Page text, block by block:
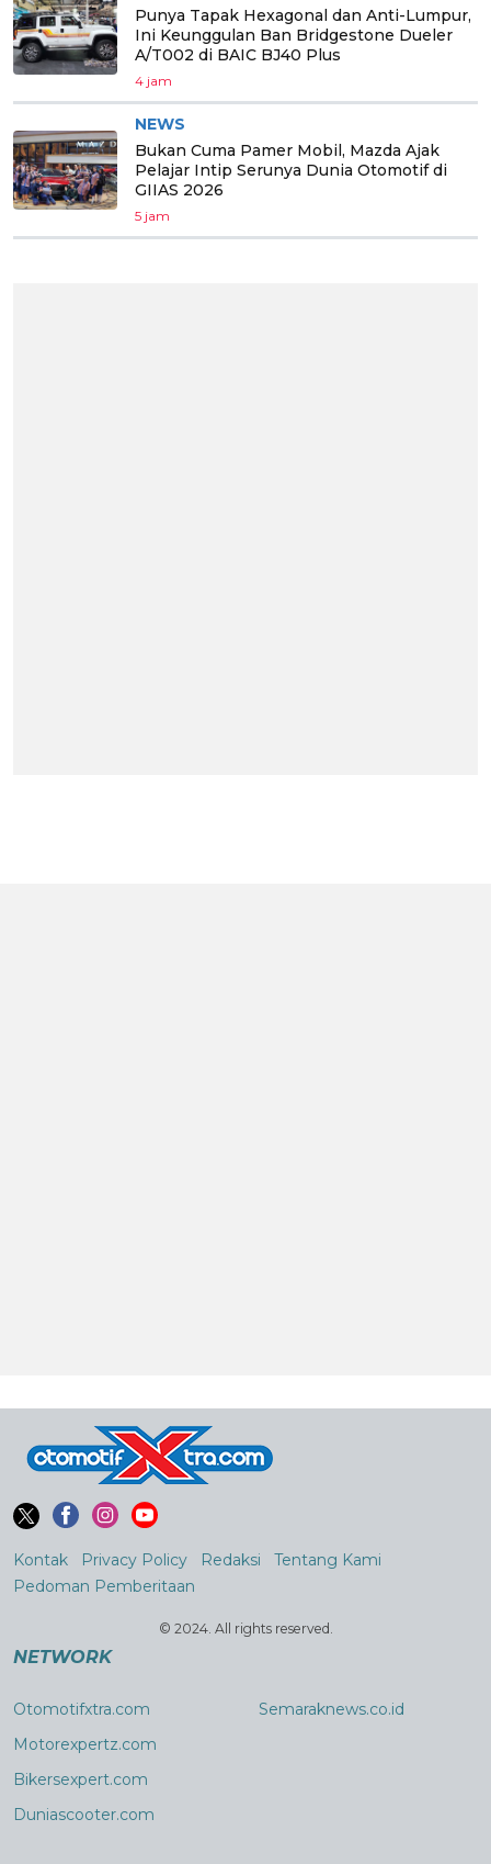
Punya Tapak Hexagonal dan Anti-Lumpur,
Ini Keunggulan Ban Bridgestone Dueler
A/T002 di BAIC BJ40 Plus
4 jam
NEWS
Bukan Cuma Pamer Mobil, Mazda Ajak
Pelajar Intip Serunya Dunia Otomotif di
GIIAS 2026
5 jam
Kontak Privacy Policy Redaksi
Tentang Kami
Pedoman Pemberitaan
© 2024. All rights reserved.
NETWORK
Otomotifxtra.com
Motorexpertz.com
Bikersexpert.com
Duniascooter.com
Semaraknews.co.id